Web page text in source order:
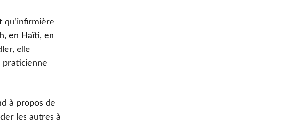
qu’infirmière
en Haïti, en
elle
praticienne
à propos de
les autres à